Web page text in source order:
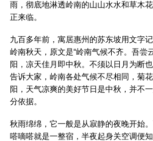
雨，彻底地淋透岭南的山山水水和草木
正来临‌。
九百多年前，寓居惠州的苏东坡用文字
岭南秋天，原文是“岭南气候不齐。吾尝
阳，凉天佳月即中秋。不须以日月为断
告诉大家，岭南各处气候不尽相同，菊
阳，天气凉爽的美好节日是中秋，并不
分依据。
秋雨绵绵，它一般是从寂静的夜晚开始
嗒嘀嗒就是一整宿，半夜起身关空调便